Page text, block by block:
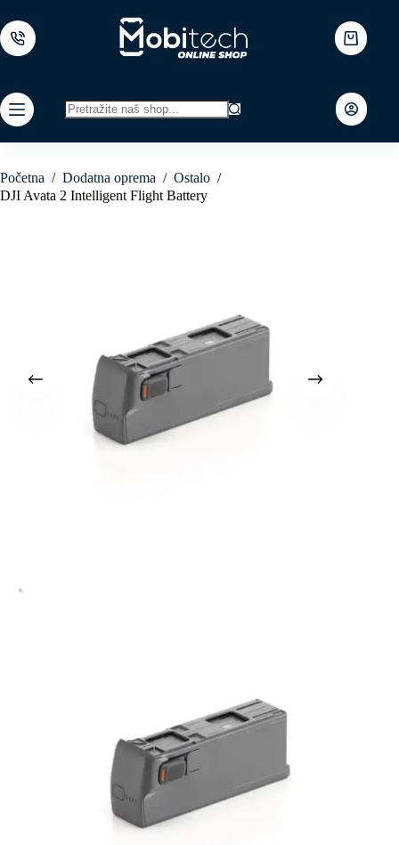
to
content
Shopping
cart
results
Početna / Dodatna oprema / Ostalo /
DJI Avata 2 Intelligent Flight Battery